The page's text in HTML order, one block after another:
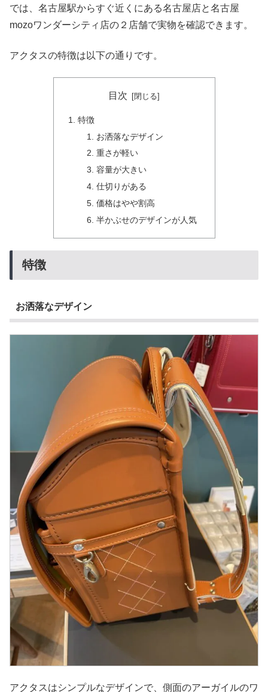
では、名古屋駅からすぐ近くにある名古屋店と名古屋
mozoワンダーシティ店の２店舗で実物を確認できます。
アクタスの特徴は以下の通りです。
目次
特徴
お洒落なデザイン
重さが軽い
容量が大きい
仕切りがある
価格はやや割高
半かぶせのデザインが人気
特徴
お洒落なデザイン
アクタスはシンプルなデザインで、側面のアーガイルのワ